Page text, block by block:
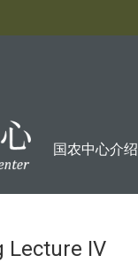
:::
国农中心介绍
Lecture IV